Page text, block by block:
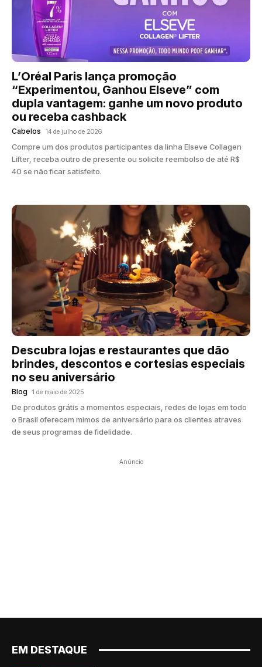
L’Oréal Paris lança promoção
“Experimentou, Ganhou Elseve” com
dupla vantagem: ganhe um novo produto
ou receba cashback
Cabelos 14 de julho de 2026
Compre um dos produtos participantes da linha Elseve Collagen
Lifter, receba outro de presente ou solicite reembolso de até R$
40 se não ficar satisfeito.
Descubra lojas e restaurantes que dão
brindes, descontos e cortesias especiais
no seu aniversário
Blog 1 de maio de 2025
De produtos grátis a momentos especiais, redes de lojas em todo
o Brasil oferecem mimos de aniversário para os clientes atraves
de seus programas de fidelidade.
Anúncio
EM DESTAQUE